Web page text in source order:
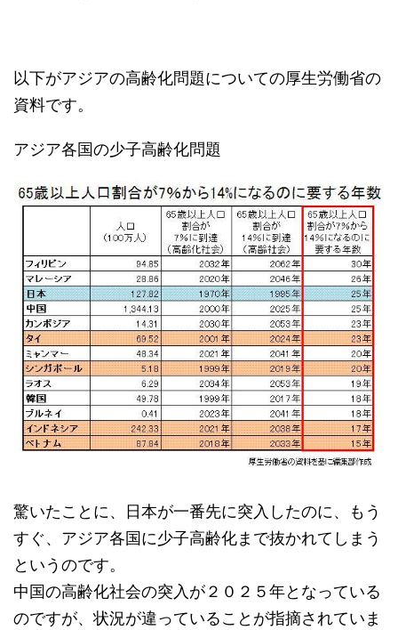
以下がアジアの高齢化問題についての厚生労働省の
資料です。
アジア各国の少子高齢化問題
驚いたことに、日本が一番先に突入したのに、もう
すぐ、アジア各国に少子高齢化まで抜かれてしまう
というのです。
中国の高齢化社会の突入が２０２５年となっている
のですが、状況が違っていることが指摘されていま